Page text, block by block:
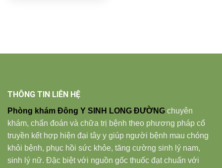
THÔNG TIN LIÊN HỆ
Phòng khám Đông Y SINH LONG ĐƯỜNG chuyên
khám, chẩn đoán và chữa trị bệnh theo phương pháp cổ
truyền kết hợp hiện đại tây y giúp người bệnh mau chóng
khỏi bệnh, phục hồi sức khỏe, tăng cường sinh lý nam,
sinh lý nữ. Đặc biệt với nguồn gốc thuốc đạt chuẩn với